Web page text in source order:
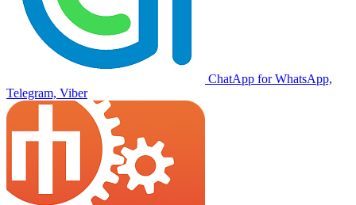
ChatApp for WhatsApp,
Telegram, Viber